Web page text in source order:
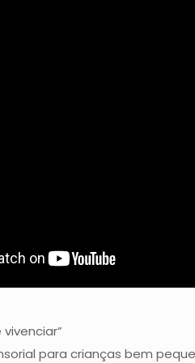
vivenciar”
para crianças bem